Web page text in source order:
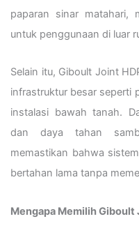
paparan sinar matahari,
untuk penggunaan di luar
Selain itu, Giboult Joint
infrastruktur besar seperti
instalasi bawah tanah.
dan daya tahan
memastikan bahwa
bertahan lama tanpa
Mengapa Memilih Giboult